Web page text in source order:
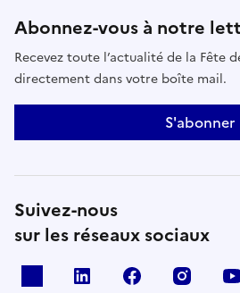
Abonnez-vous à notre
Recevez toute l’actualité de la Fête
directement dans votre boîte mail.
S'abonner
Suivez-nous
sur les réseaux sociaux
Linkedin Facebook